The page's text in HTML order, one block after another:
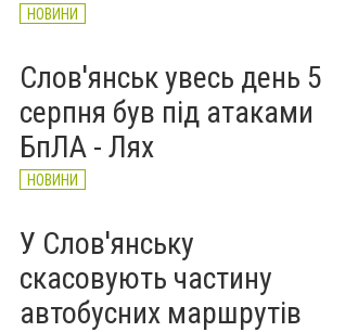
НОВИНИ
Слов'янськ увесь день 5
серпня був під атаками
БпЛА - Лях
НОВИНИ
У Слов'янську
скасовують частину
автобусних маршрутів